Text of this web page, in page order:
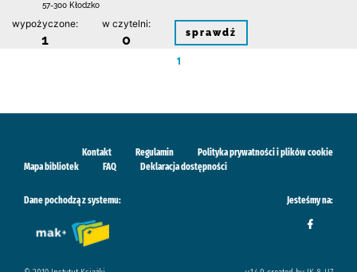
57-300 Kłodzko
wypożyczone:
1
w czytelni:
0 sprawdź
1
Kontakt Regulamin
Polityka prywatności i plików cookie
Mapa bibliotek
FAQ Deklaracja dostępności
Dane pochodzą z systemu: Jesteśmy na: